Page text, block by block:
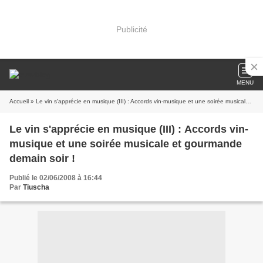
Publicité
MENU
Accueil » Le vin s'apprécie en musique (III) : Accords vin-musique et une soirée musicale et gourmande demain soir !
Le vin s'apprécie en musique (III) : Accords vin-
musique et une soirée musicale et gourmande
demain soir !
Publié le 02/06/2008 à 16:44
Par Tiuscha